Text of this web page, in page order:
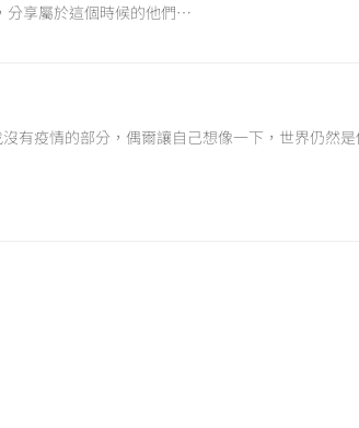
分享屬於這個時候的他們…
有疫情的部分，偶爾讓自己想像一下，世界仍然